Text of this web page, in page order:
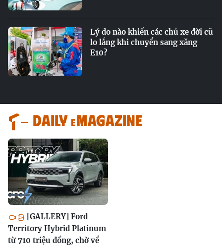
Lý do nào khiến các chủ xe đời cũ
lo lắng khi chuyển sang xăng
E10?
Daily emagazine
[GALLERY] Ford
Territory Hybrid Platinum
từ 710 triệu đồng, chờ về